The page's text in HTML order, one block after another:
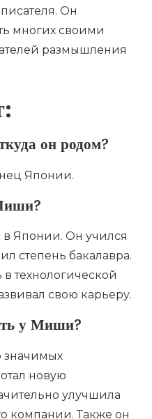
Он
многих своими
размышления
он родом?
Японии.
Японии. Он учился
степень бакалавра.
в технологической
свою карьеру.
у Миши?
значимых
новую
улучшила
компании. Также он